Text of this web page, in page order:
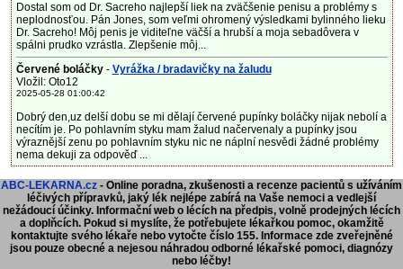
Dostal som od Dr. Sacreho najlepší liek na zväčšenie penisu a problémy s
neplodnosťou. Pán Jones, som veľmi ohromený výsledkami bylinného lieku
Dr. Sacreho! Môj penis je viditeľne väčší a hrubší a moja sebadôvera v
spálni prudko vzrástla. Zlepšenie môj...
Červené boláčky - Vyrážka / bradavičky na žaludu
Vložil: Oto12
2025-05-28 01:00:42
Dobrý den,uz delší dobu se mi dělají červené pupínky boláčky nijak nebolí a
necítím je. Po pohlavním styku mam žalud načervenaly a pupínky jsou
výraznější zenu po pohlavním styku nic ne náplní nesvědi žádné problémy
nema dekuji za odpověď ...
ABC-LEKARNA.cz - Online poradna, zkušenosti a recenze pacientů s užíváním
léčivých přípravků, jaký lék nejlépe zabírá na Vaše nemoci a vedlejší
nežádoucí účinky. Informační web o lécích na předpis, volně prodejných lécích
a doplňcích. Pokud si myslíte, že potřebujete lékařkou pomoc, okamžitě
kontaktujte svého lékaře nebo vytočte číslo 155. Informace zde zveřejněné
jsou pouze obecné a nejesou náhradou odborné lékařské pomoci, diagnózy
nebo léčby!